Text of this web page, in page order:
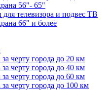
56"- 65"
для телевизора и подвес ТВ
66" и более
черту города до 20 км
черту города до 40 км
черту города до 60 км
черту города до 100 км